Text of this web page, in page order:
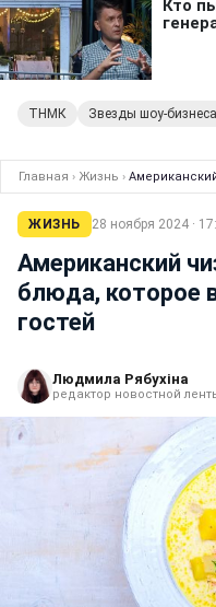
ТНМК Звезды шоу-бизнеса
Главная › Жизнь ›
ЖИЗНЬ 28 ноября 2024 ·
Американский
блюда, которое
гостей
Людмила Рябухіна
редактор новостной